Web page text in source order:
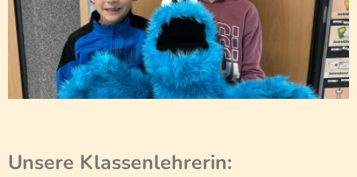
Unsere Klassenlehrerin: